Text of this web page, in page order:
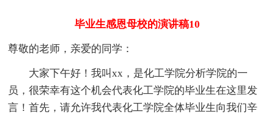
毕业生感恩母校的演讲稿10
尊敬的老师，亲爱的同学：
大家下午好！我叫xx，是化工学院分析学院的一
员，很荣幸有这个机会代表化工学院的毕业生在这里发
言！首先，请允许我代表化工学院全体毕业生向我们辛